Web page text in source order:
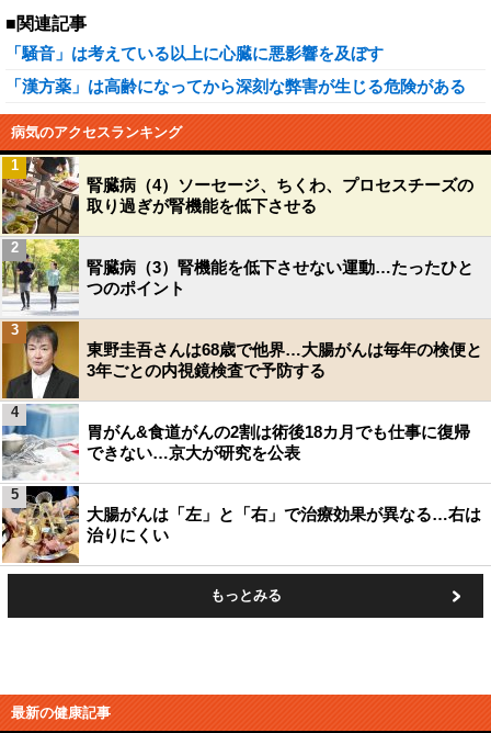
■関連記事
「騒音」は考えている以上に心臓に悪影響を及ぼす
「漢方薬」は高齢になってから深刻な弊害が生じる危険がある
病気のアクセスランキング
腎臓病（4）ソーセージ、ちくわ、プロセスチーズの
取り過ぎが腎機能を低下させる
1
腎臓病（3）腎機能を低下させない運動…たったひと
つのポイント
2
東野圭吾さんは68歳で他界…大腸がんは毎年の検便と
3年ごとの内視鏡検査で予防する
3
胃がん&食道がんの2割は術後18カ月でも仕事に復帰
できない…京大が研究を公表
4
大腸がんは「左」と「右」で治療効果が異なる…右は
治りにくい
5
もっとみる
最新の健康記事